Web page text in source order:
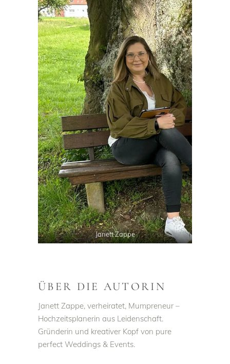
Janett Zappe
ÜBER DIE AUTORIN
Janett Zappe, verheiratet, Mumpreneur –
Hochzeitsplanerin aus Leidenschaft.
Gründerin und kreativer Kopf von pure
perfect Weddings & Events.